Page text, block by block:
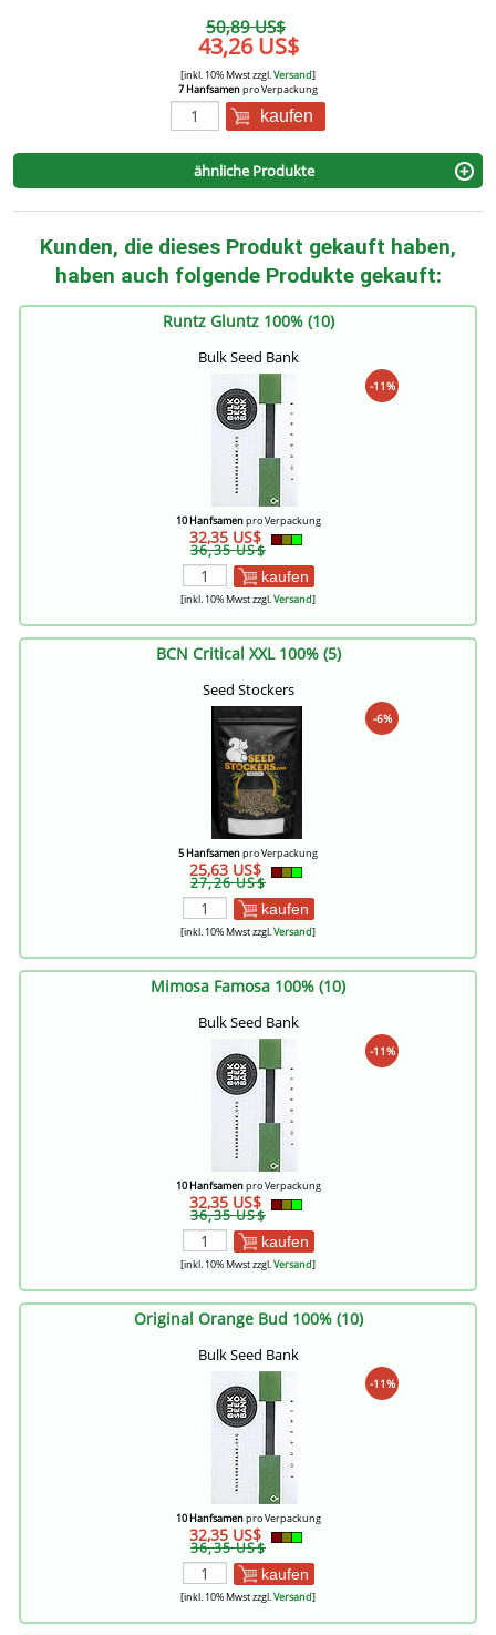
50,89 US$
43,26 US$
[inkl. 10% Mwst zzgl.Versand]
7 Hanfsamenpro Verpackung
kaufen
ähnliche Produkte
Kunden, die dieses Produkt gekauft haben,
haben auch folgende Produkte gekauft:
Runtz Gluntz 100% (10)
Bulk Seed Bank
-11%
10 Hanfsamenpro Verpackung
32,35 US$
36,35 US$
kaufen
[inkl. 10% Mwst zzgl.Versand]
BCN Critical XXL 100% (5)
Seed Stockers
-6%
5 Hanfsamenpro Verpackung
25,63 US$
27,26 US$
kaufen
[inkl. 10% Mwst zzgl.Versand]
Mimosa Famosa 100% (10)
Bulk Seed Bank
-11%
10 Hanfsamenpro Verpackung
32,35 US$
36,35 US$
kaufen
[inkl. 10% Mwst zzgl.Versand]
Original Orange Bud 100% (10)
Bulk Seed Bank
-11%
10 Hanfsamenpro Verpackung
32,35 US$
36,35 US$
kaufen
[inkl. 10% Mwst zzgl.Versand]